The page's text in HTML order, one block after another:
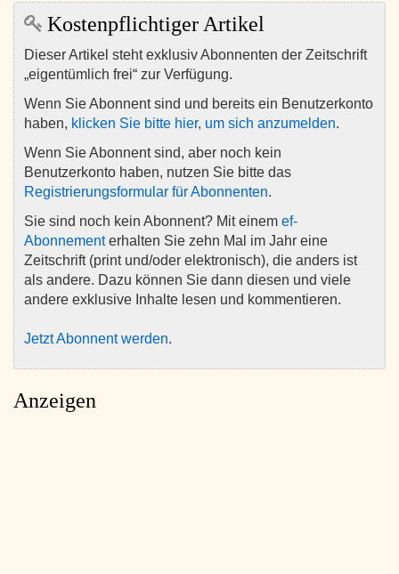
Kostenpflichtiger Artikel
Dieser Artikel steht exklusiv Abonnenten der Zeitschrift
„eigentümlich frei“ zur Verfügung.
Wenn Sie Abonnent sind und bereits ein Benutzerkonto
haben, klicken Sie bitte hier, um sich anzumelden.
Wenn Sie Abonnent sind, aber noch kein
Benutzerkonto haben, nutzen Sie bitte das
Registrierungsformular für Abonnenten.
Sie sind noch kein Abonnent? Mit einem ef-
Abonnementerhalten Sie zehn Mal im Jahr eine
Zeitschrift (print und/oder elektronisch), die anders ist
als andere. Dazu können Sie dann diesen und viele
andere exklusive Inhalte lesen und kommentieren.
Jetzt Abonnent werden.
Anzeigen